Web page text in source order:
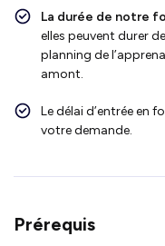
La durée de notre
elles peuvent durer
planning de
amont.
Ledélai d’entrée en
votre demande.
Prérequis